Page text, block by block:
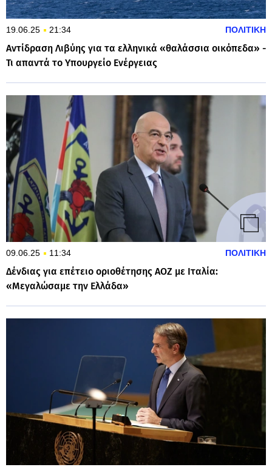
19.06.25 21:34 ΠΟΛΙΤΙΚΗ
Αντίδραση Λιβύης για τα ελληνικά «θαλάσσια οικόπεδα» -
Τι απαντά το Υπουργείο Ενέργειας
09.06.25 11:34 ΠΟΛΙΤΙΚΗ
Δένδιας για επέτειο οριοθέτησης ΑΟΖ με Ιταλία:
«Μεγαλώσαμε την Ελλάδα»